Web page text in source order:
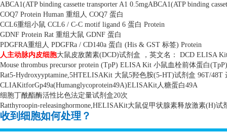
ABCA1(ATP binding cassette transporter A1 0.5mgABCA1(ATP binding
COQ7 Protein Human 重组人 COQ7 蛋白
CCL6重组小鼠 CCL6 / C-C motif ligand 6 蛋白 Protein
GDNF Protein Rat 重组大鼠 GDNF 蛋白
PDGFRA重组人 PDGFRa / CD140a 蛋白 (His & GST 标签) Protein
人主动脉内皮细胞大鼠皮敌菌素(DCD)试剂盒 ，英文名：
DCD ELISA
Mouse thrombus precursor protein (TpP) ELISA Kit 小鼠血栓前体蛋白(TpP)
Rat5-Hydroxyyptamine,5HTELISAKit 大鼠5羟色胺(5-HT)试剂盒 96T/48T
CLIAKitforGp49a(Humanglycoprotein49A)ELISAKit人糖蛋白49A
细胞丁酰酯酶活性比色法定量试剂盒20次
Ratthyroopin-releasinghormone,HELISAKit大鼠促甲状腺素释放激素(H)试
收到细胞如何处理？